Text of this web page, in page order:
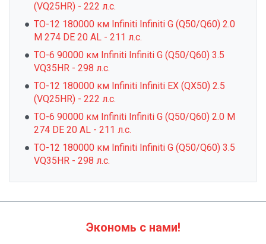
(VQ25HR) - 222 л.с.
ТО-12 180000 км Infiniti Infiniti G (Q50/Q60) 2.0
M 274 DE 20 AL - 211 л.с.
ТО-6 90000 км Infiniti Infiniti G (Q50/Q60) 3.5
VQ35HR - 298 л.с.
ТО-12 180000 км Infiniti Infiniti EX (QX50) 2.5
(VQ25HR) - 222 л.с.
ТО-6 90000 км Infiniti Infiniti G (Q50/Q60) 2.0 M
274 DE 20 AL - 211 л.с.
ТО-12 180000 км Infiniti Infiniti G (Q50/Q60) 3.5
VQ35HR - 298 л.с.
Экономь с нами!